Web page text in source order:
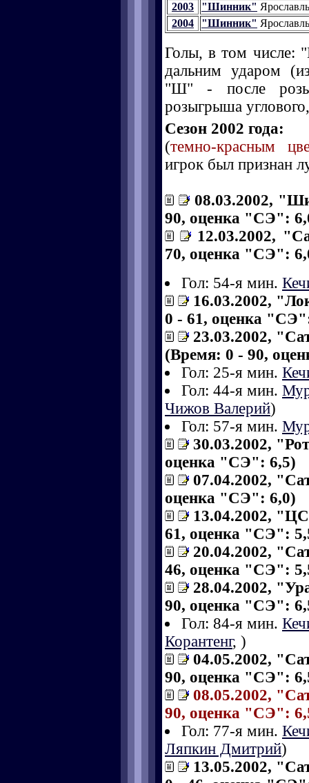
2003
"Шинник" Ярославль
2004
"Шинник" Ярославль
Голы, в том числе:
дальним ударом
"Ш" - после
розыгрыша
Сезон 2002 года:
(темно-красным
игрок был признан
08.03.2002,
90, оценка "СЭ":
12.03.2002,
70, оценка "СЭ":
Гол: 54-я мин.
16.03.2002,
0 - 61, оценка
23.03.2002,
(Время: 0 - 90,
Гол: 25-я мин.
Гол: 44-я мин.
Чижов Валерий)
Гол: 57-я мин.
30.03.2002,
оценка "СЭ": 6,5)
07.04.2002,
оценка "СЭ": 6,0)
13.04.2002,
61, оценка "СЭ":
20.04.2002,
46, оценка "СЭ":
28.04.2002,
90, оценка "СЭ":
Гол: 84-я мин.
Корантенг, )
04.05.2002,
90, оценка "СЭ":
08.05.2002,
90, оценка "СЭ":
Гол: 77-я мин.
Ляпкин Дмитрий)
13.05.2002,